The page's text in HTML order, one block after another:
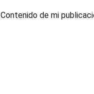
Contenido de mi